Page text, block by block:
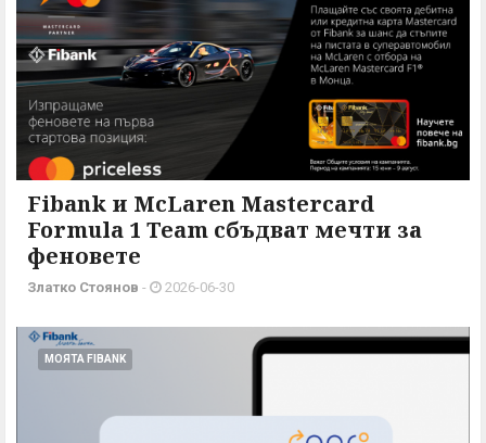
Fibank и McLaren Mastercard
Formula 1 Team сбъдват мечти за
феновете
Златко Стоянов - 2026-06-30
МОЯТА FIBANK